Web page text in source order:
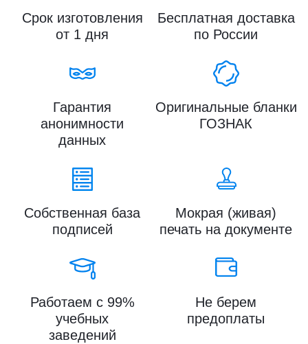
Срок изготовления
от 1 дня
Бесплатная доставка
по России
Гарантия
анонимности
данных
Оригинальные бланки
ГОЗНАК
Собственная база
подписей
Мокрая (живая)
печать на документе
Работаем с 99%
учебных
заведений
Не берем
предоплаты